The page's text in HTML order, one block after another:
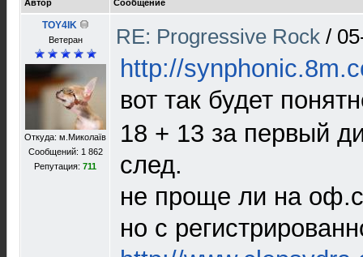
Автор Сообщение
TOY4IK
Ветеран
Откуда: м.Миколаїв
Сообщений: 1 862
Репутация: 711
RE: Progressive Rock /
http://
вот так будет
18 + 13 за первый
след.
не проще ли на
но с